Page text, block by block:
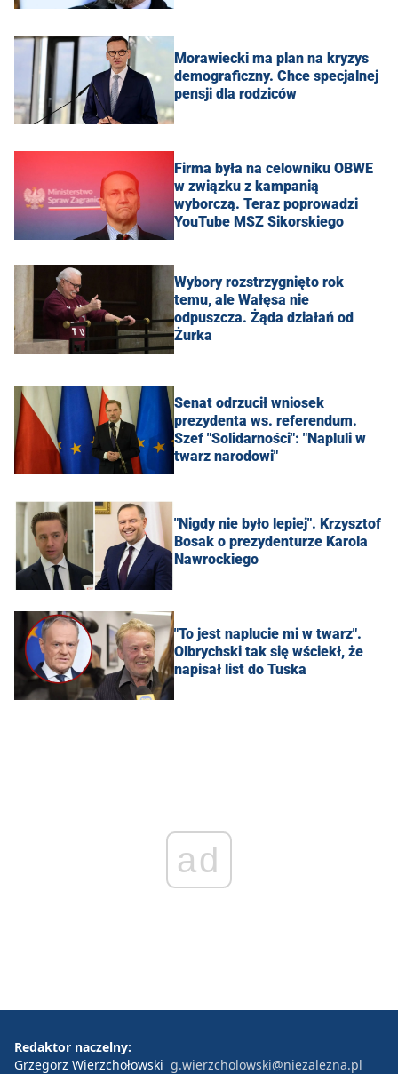
Morawiecki ma plan na kryzys
demograficzny. Chce specjalnej
pensji dla rodziców
Firma była na celowniku OBWE
w związku z kampanią
wyborczą. Teraz poprowadzi
YouTube MSZ Sikorskiego
Wybory rozstrzygnięto rok
temu, ale Wałęsa nie
odpuszcza. Żąda działań od
Żurka
Senat odrzucił wniosek
prezydenta ws. referendum.
Szef "Solidarności": "Napluli w
twarz narodowi"
"Nigdy nie było lepiej". Krzysztof
Bosak o prezydenturze Karola
Nawrockiego
"To jest naplucie mi w twarz".
Olbrychski tak się wściekł, że
napisał list do Tuska
ad
Redaktor naczelny:
Grzegorz Wierzchołowski g.wierzcholowski@niezalezna.pl